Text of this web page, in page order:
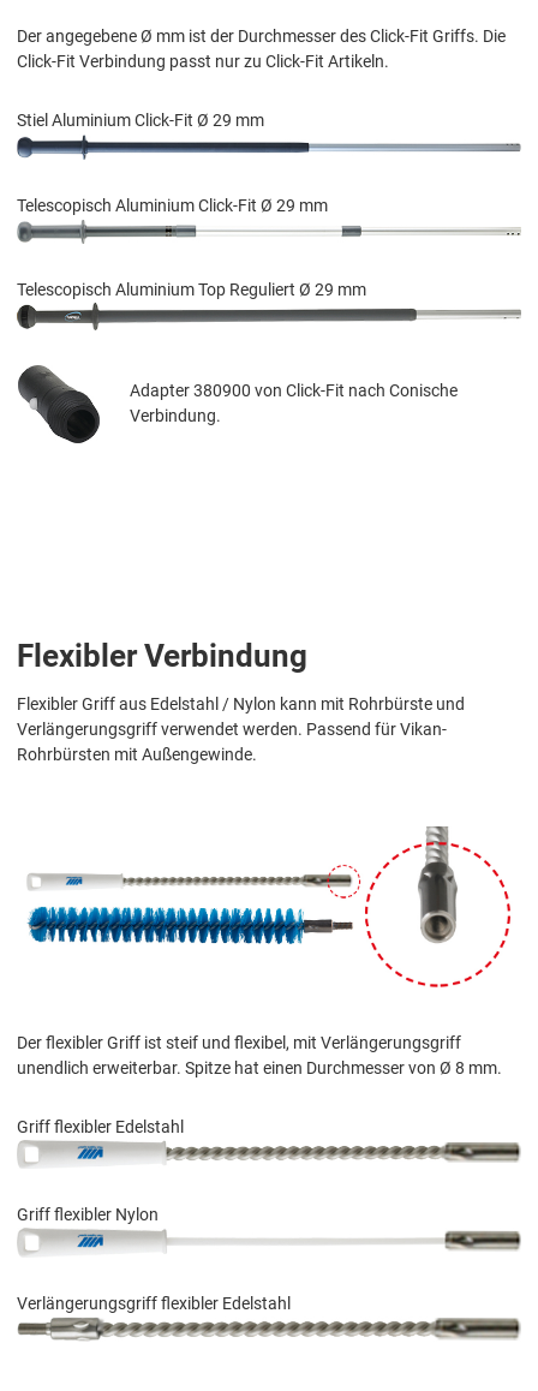
Der angegebene Ø mm ist der Durchmesser des Click-Fit Griffs. Die
Click-Fit Verbindung passt nur zu Click-Fit Artikeln.
Stiel Aluminium Click-Fit Ø 29 mm
Telescopisch Aluminium Click-Fit Ø 29 mm
Telescopisch Aluminium Top Reguliert Ø 29 mm
Adapter 380900 von Click-Fit nach Conische
Verbindung.
Flexibler Verbindung
Flexibler Griff aus Edelstahl / Nylon kann mit Rohrbürste und
Verlängerungsgriff verwendet werden. Passend für Vikan-
Rohrbürsten mit Außengewinde.
Der flexibler Griff ist steif und flexibel, mit Verlängerungsgriff
unendlich erweiterbar. Spitze hat einen Durchmesser von Ø 8 mm.
Griff flexibler Edelstahl
Griff flexibler Nylon
Verlängerungsgriff flexibler Edelstahl